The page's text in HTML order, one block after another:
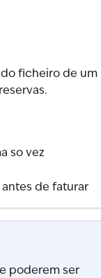
ficheiro de um
so vez
de faturar
poderem ser